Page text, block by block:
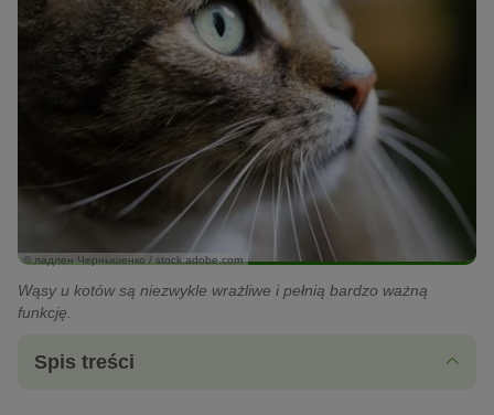
© ладлен Чернышенко / stock.adobe.com
Wąsy u kotów są niezwykle wrażliwe i pełnią bardzo ważną
funkcję.
Spis treści